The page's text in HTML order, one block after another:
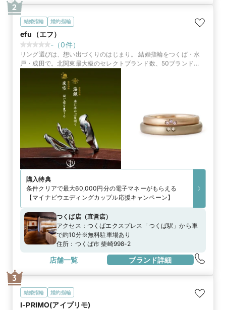
結婚指輪 婚約指輪
efu（エフ）
- （0件）
リング選びは、想い出づくりのはじまり。 結婚指輪をつくば・水
戸・成田で。北関東最大級のセレクトブランド数、50ブランド
×2000種類から。
購入特典
条件クリアで最大60,000円分の電子マネーがもらえる
【マイナビウエディングカップル応援キャンペーン】
つくば店（直営店）
アクセス： つくばエクスプレス「つくば駅」から車
で約10分※無料駐車場あり
住所： つくば市 柴崎998-2
店舗一覧 ブランド詳細
2
結婚指輪 婚約指輪
I-PRIMO(アイプリモ)
3